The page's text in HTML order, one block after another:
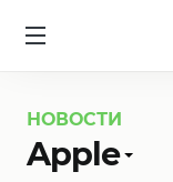
НОВОСТИ
Apple